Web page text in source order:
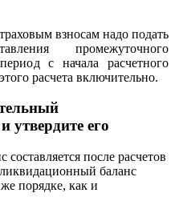
взносам надо подать
промежуточного
с начала расчетного
расчета включительно.
утвердите его
после расчетов
баланс
порядке, как и